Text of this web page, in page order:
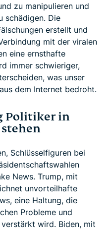
zu manipulieren und
schädigen. Die
erstellt und
mit der viralen
eine ernsthafte
immer schwieriger,
was unser
dem Internet bedroht.
Politiker in
stehen
Schlüsselfiguren bei
News. Trump, mit
unvorteilhafte
eine Haltung, die
Probleme und
wird. Biden, mit